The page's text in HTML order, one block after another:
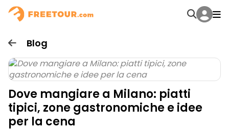
Blog
Dove mangiare a Milano: piatti
tipici, zone gastronomiche e idee
per la cena